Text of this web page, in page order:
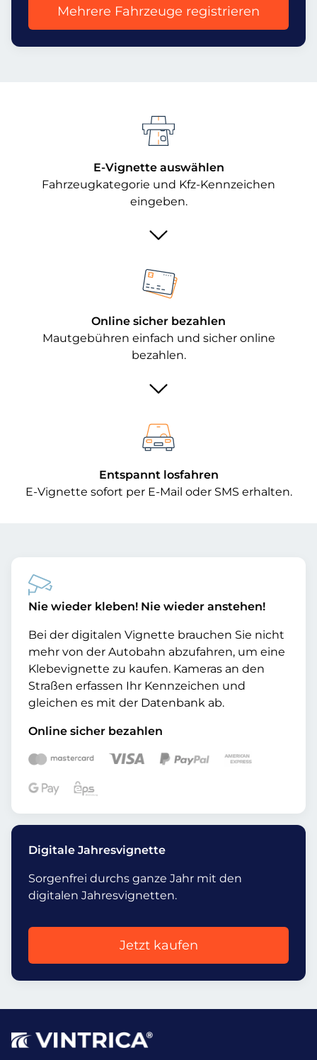
Mehrere Fahrzeuge registrieren
E-Vignette auswählen
Fahrzeugkategorie und Kfz-Kennzeichen
eingeben.
Online sicher bezahlen
Mautgebühren einfach und sicher online
bezahlen.
Entspannt losfahren
E-Vignette sofort per E-Mail oder SMS erhalten.
Nie wieder kleben! Nie wieder anstehen!
Bei der digitalen Vignette brauchen Sie nicht
mehr von der Autobahn abzufahren, um eine
Klebevignette zu kaufen. Kameras an den
Straßen erfassen Ihr Kennzeichen und
gleichen es mit der Datenbank ab.
Online sicher bezahlen
Digitale Jahresvignette
Sorgenfrei durchs ganze Jahr mit den
digitalen Jahresvignetten.
Jetzt kaufen